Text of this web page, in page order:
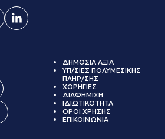
ΔΗΜΟΣΙΑ ΑΞΙΑ
ΥΠ/ΣΙΕΣ ΠΟΛΥΜΕΣΙΚΗΣ
ΠΛΗΡ/ΣΗΣ
ΧΟΡΗΓΙΕΣ
ΔΙΑΦΗΜΙΣΗ
ΙΔΙΩΤΙΚΟΤΗΤΑ
ΟΡΟΙ ΧΡΗΣΗΣ
ΕΠΙΚΟΙΝΩΝΙΑ